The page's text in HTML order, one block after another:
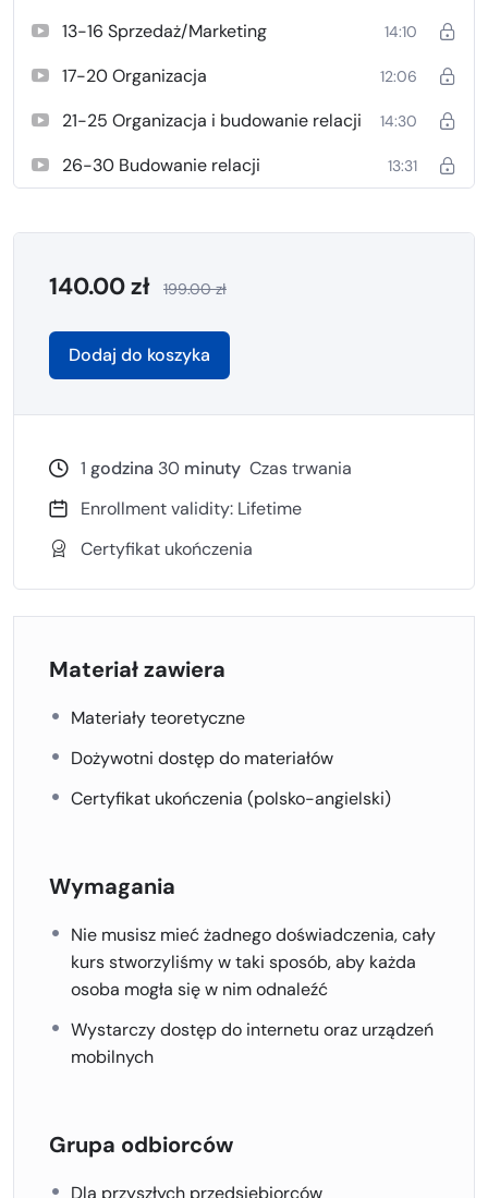
13-16 Sprzedaż/Marketing 14:10
17-20 Organizacja 12:06
21-25 Organizacja i budowanie relacji 14:30
26-30 Budowanie relacji 13:31
140.00zł 199.00zł
Dodaj do koszyka
1 godzina 30 minuty Czas trwania
Enrollment validity: Lifetime
Certyfikat ukończenia
Materiał zawiera
Materiały teoretyczne
Dożywotni dostęp do materiałów
Certyfikat ukończenia (polsko-angielski)
Wymagania
Nie musisz mieć żadnego doświadczenia, cały
kurs stworzyliśmy w taki sposób, aby każda
osoba mogła się w nim odnaleźć
Wystarczy dostęp do internetu oraz urządzeń
mobilnych
Grupa odbiorców
Dla przyszłych przedsiębiorców